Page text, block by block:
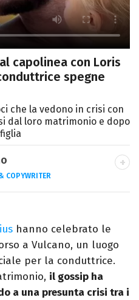
capolinea con Loris
spegne
che la vedono in crisi con
dal loro matrimonio e dopo
COPYWRITER
per le serie TV.
sono il mio
hanno celebrato le
a Vulcano, un luogo
per la conduttrice.
il gossip ha
a una presunta crisi tra i